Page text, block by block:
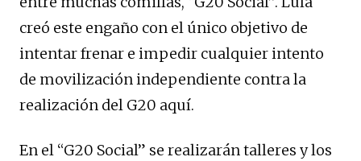
creó este engaño con el único objetivo de
intentar frenar e impedir cualquier intento
de movilización independiente contra la
realización del G20 aquí.
En el “G20 Social” se realizarán talleres y los